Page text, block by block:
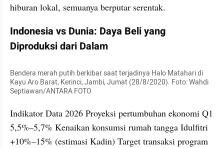
hiburan lokal, semuanya berputar serentak.
Indonesia vs Dunia: Daya Beli yang
Diproduksi dari Dalam
Bendera merah putih berkibar saat terjadinya Halo Matahari di
Kayu Aro Barat, Kerinci, Jambi, Jumat (28/8/2020). Foto: Wahdi
Septiawan/ANTARA FOTO
Indikator Data 2026 Proyeksi pertumbuhan ekonomi Q1
5,5%–5,7% Kenaikan konsumsi rumah tangga Idulfitri
+10%–15% (estimasi Kadin) Target transaksi program